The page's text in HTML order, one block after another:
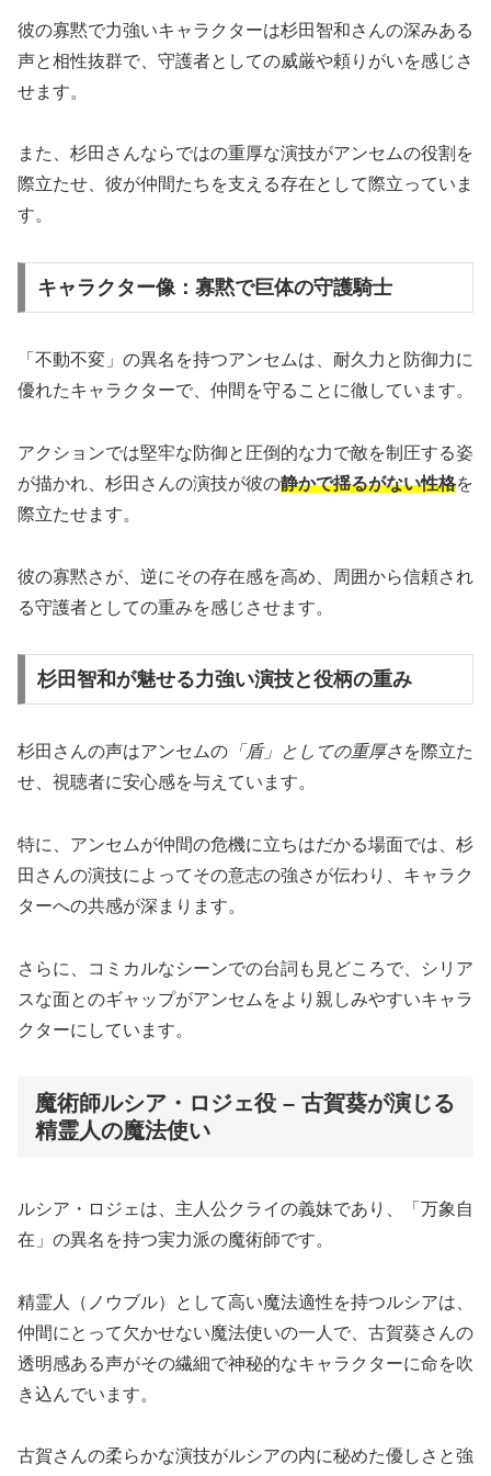
彼の寡黙で力強いキャラクターは杉田智和さんの深みある
声と相性抜群で、守護者としての威厳や頼りがいを感じさ
せます。
また、杉田さんならではの重厚な演技がアンセムの役割を
際立たせ、彼が仲間たちを支える存在として際立っていま
す。
キャラクター像：寡黙で巨体の守護騎士
「不動不変」の異名を持つアンセムは、耐久力と防御力に
優れたキャラクターで、仲間を守ることに徹しています。
アクションでは堅牢な防御と圧倒的な力で敵を制圧する姿
が描かれ、杉田さんの演技が彼の静かで揺るがない性格を
際立たせます。
彼の寡黙さが、逆にその存在感を高め、周囲から信頼され
る守護者としての重みを感じさせます。
杉田智和が魅せる力強い演技と役柄の重み
杉田さんの声はアンセムの 「盾」としての重厚さを際立た
せ、視聴者に安心感を与えています。
特に、アンセムが仲間の危機に立ちはだかる場面では、杉
田さんの演技によってその意志の強さが伝わり、キャラク
ターへの共感が深まります。
さらに、コミカルなシーンでの台詞も見どころで、シリア
スな面とのギャップがアンセムをより親しみやすいキャラ
クターにしています。
魔術師ルシア・ロジェ役 – 古賀葵が演じる
精霊人の魔法使い
ルシア・ロジェは、主人公クライの義妹であり、「万象自
在」の異名を持つ実力派の魔術師です。
精霊人（ノウブル）として高い魔法適性を持つルシアは、
仲間にとって欠かせない魔法使いの一人で、古賀葵さんの
透明感ある声がその繊細で神秘的なキャラクターに命を吹
き込んでいます。
古賀さんの柔らかな演技がルシアの内に秘めた優しさと強